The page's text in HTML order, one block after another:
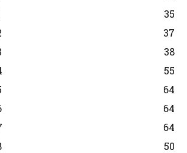
35
37
38
55
64
64
64
50